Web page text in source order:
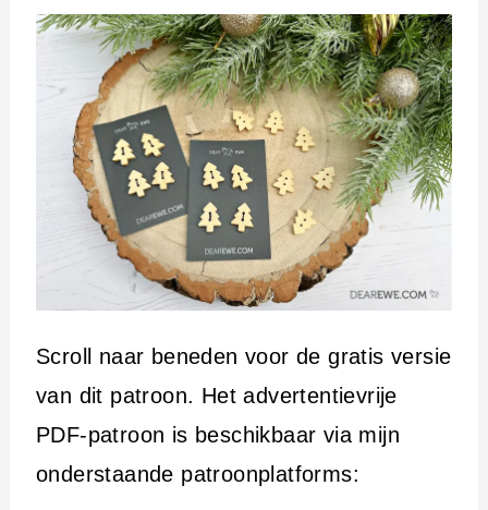
Scroll naar beneden voor de gratis versie
van dit patroon. Het advertentievrije
PDF-patroon is beschikbaar via mijn
onderstaande patroonplatforms: